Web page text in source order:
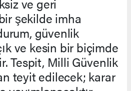
ve geri
şekilde imha
güvenlik
ve kesin bir biçimde
Tespit, Milli Güvenlik
teyit edilecek; karar